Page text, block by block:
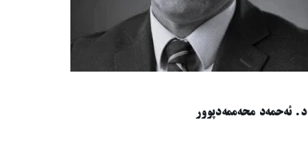
د. ئەحمەد محەممەدپوور